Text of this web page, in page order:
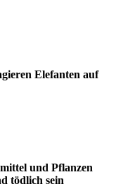
Elefanten auf
und Pflanzen
tödlich sein